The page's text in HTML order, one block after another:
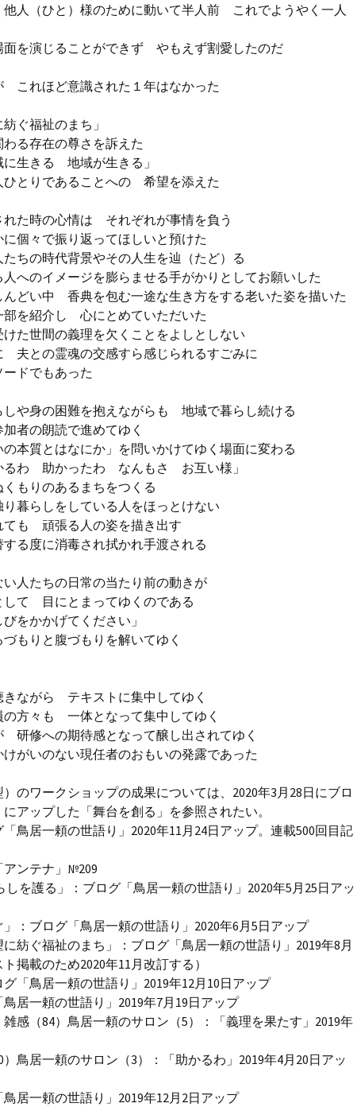
人（ひと）様のために動いて半人前 これでようやく一人
面を演じることができず やもえず割愛したのだ
これほど意識された１年はなかった
ぐ福祉のまち」
る存在の尊さを訴えた
生きる 地域が生きる」
ひとりであることへの 希望を添えた
れた時の心情は それぞれが事情を負う
個々で振り返ってほしいと預けた
ちの時代背景やその人生を辿（たど）る
へのイメージを膨らませる手がかりとしてお願いした
どい中 香典を包む一途な生き方をする老いた姿を描いた
部を紹介し 心にとめていただいた
た世間の義理を欠くことをよしとしない
夫との霊魂の交感すら感じられるすごみに
ドでもあった
や身の困難を抱えながらも 地域で暮らし続ける
者の朗読で進めてゆく
本質とはなにか」を問いかけてゆく場面に変わる
るわ 助かったわ なんもさ お互い様」
もりのあるまちをつくる
暮らしをしている人をほっとけない
ても 頑張る人の姿を描き出す
る度に消毒され拭かれ手渡される
人たちの日常の当たり前の動きが
して 目にとまってゆくのである
をかかげてください」
もりと腹づもりを解いてゆく
きながら テキストに集中してゆく
の方々も 一体となって集中してゆく
研修への期待感となって醸し出されてゆく
がいのない現任者のおもいの発露であった
のワークショップの成果については、2020年3月28日にブロ
アップした「舞台を創る」を参照されたい。
鳥居一頼の世語り」2020年11月24日アップ。連載500回目記
ンテナ」№209
を護る」：ブログ「鳥居一頼の世語り」2020年5月25日アッ
：ブログ「鳥居一頼の世語り」2020年6月5日アップ
紡ぐ福祉のまち」：ブログ「鳥居一頼の世語り」2019年8月
掲載のため2020年11月改訂する）
「鳥居一頼の世語り」2019年12月10日アップ
居一頼の世語り」2019年7月19日アップ
感（84）鳥居一頼のサロン（5）：「義理を果たす」2019年
鳥居一頼のサロン（3）：「助かるわ」2019年4月20日アッ
居一頼の世語り」2019年12月2日アップ